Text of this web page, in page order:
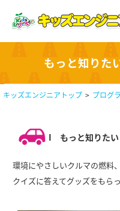
もっと知りた
キッズエンジニアトップ プログ
I もっと知りた
環境にやさしいクルマの燃料
クイズに答えてグッズをもら